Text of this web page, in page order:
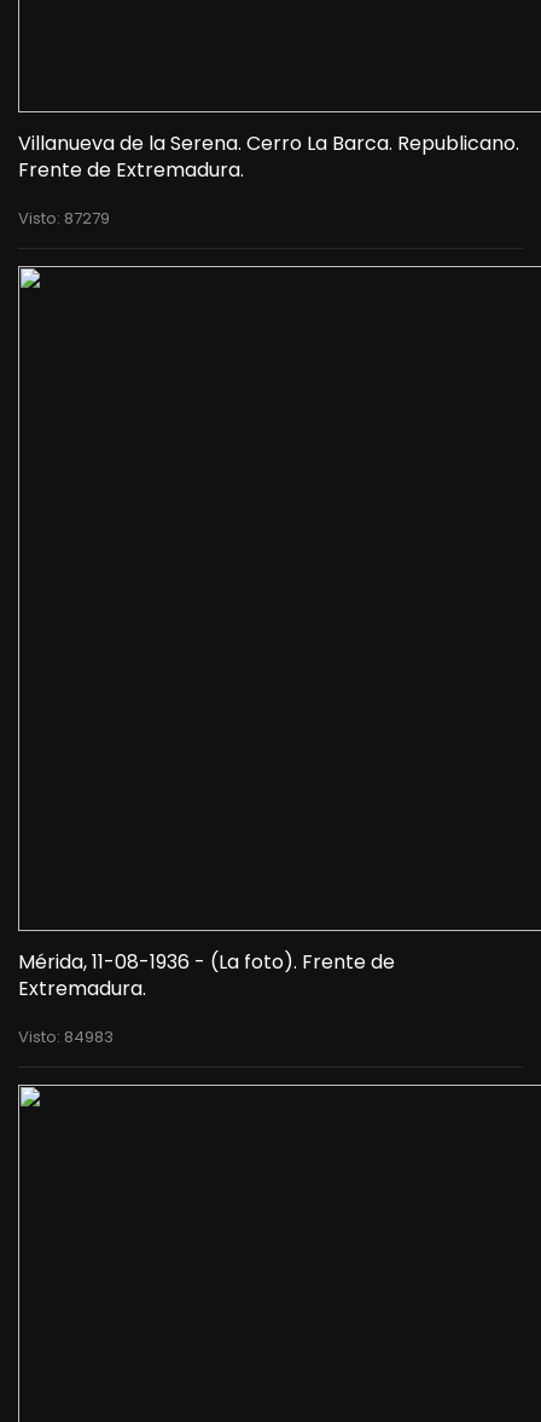
Villanueva de la Serena. Cerro La Barca. Republicano.
Frente de Extremadura.
Visto: 87279
Mérida, 11-08-1936 - (La foto). Frente de
Extremadura.
Visto: 84983